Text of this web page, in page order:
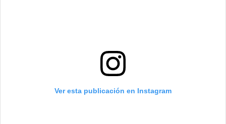
Ver esta publicación en Instagram